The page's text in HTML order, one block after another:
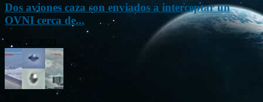
Dos aviones caza son enviados a interceptar un
OVNI cerca de...
Nov 22, 2023